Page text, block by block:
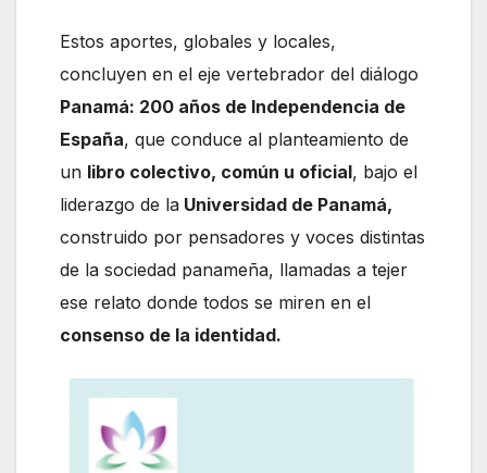
Estos aportes, globales y locales,
concluyen en el eje vertebrador del diálogo
Panamá: 200 años de Independencia de
España, que conduce al planteamiento de
un libro colectivo, común u oficial, bajo el
liderazgo de la Universidad de Panamá,
construido por pensadores y voces distintas
de la sociedad panameña, llamadas a tejer
ese relato donde todos se miren en el
consenso de la identidad.